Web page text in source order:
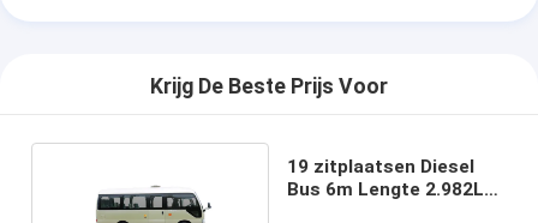
Krijg De Beste Prijs Voor
19 zitplaatsen Diesel
Bus 6m Lengte 2.982L